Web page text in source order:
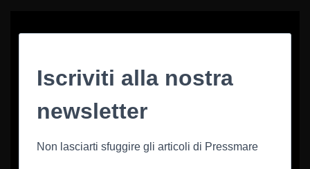
Iscriviti alla nostra
newsletter
Non lasciarti sfuggire gli articoli di Pressmare